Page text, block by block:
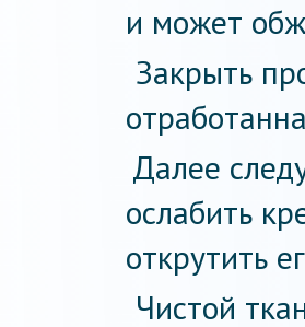
и может
Закрыть
Далее
ослабить
открутить
Чистой